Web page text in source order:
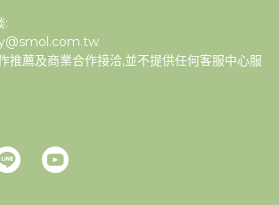
:
推薦及商業合作接洽,並不提供任何客服中心服